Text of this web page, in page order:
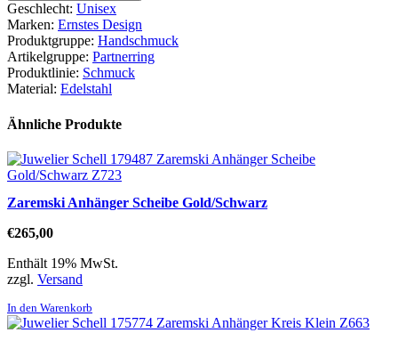
Geschlecht: Unisex
Marken: Ernstes Design
Produktgruppe: Handschmuck
Artikelgruppe: Partnerring
Produktlinie: Schmuck
Material: Edelstahl
Ähnliche Produkte
Zaremski Anhänger Scheibe Gold/Schwarz
€265,00
Enthält 19% MwSt.
zzgl. Versand
In den Warenkorb